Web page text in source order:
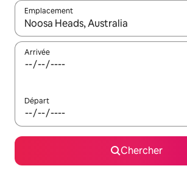
Emplacement
Quand les résultats sont affichés,
Arrivée
Départ
Chercher